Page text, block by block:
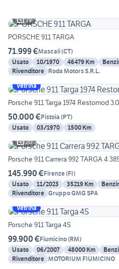
24
PORSCHE 911 TARGA
71.999 €Mascali(CT)
Usato
10/1970 46479 Km
Rivenditore Roda Motors S.R.L.
Vetrina
Porsche 911 Targa 1974 Restomod
50.000 €Pistoia (PT)
Usato
03/1970
1500 Km
20
Porsche 911 Carrera 992 TARGA 4
145.990 €Firenze(FI)
Usato
11/2023 35219 Km
Rivenditore Gruppo GMG SPA
Vetrina
Porsche 911 Targa 4S
99.900 €Fiumicino(RM)
Usato
06/2007 48000 Km
Rivenditore MOTORIUM FIUMICINO